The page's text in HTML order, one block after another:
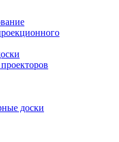
тв
подставки для тв
box
для тв
ресиверы
панели
доски